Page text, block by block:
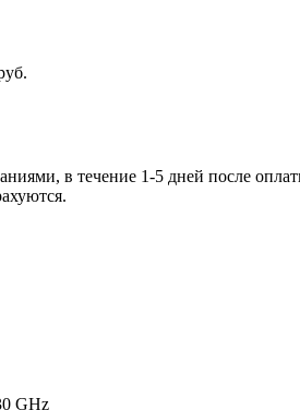
в течение 1-5 дней после
GHz